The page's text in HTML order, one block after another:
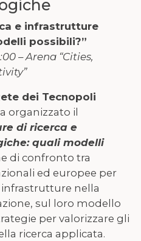
e infrastrutture
possibili?”
– Arena “Cities,
dei Tecnopoli
organizzato il
di ricerca e
quali modelli
di confronto tra
ed europee per
nella
sul loro modello
per valorizzare gli
ricerca applicata.